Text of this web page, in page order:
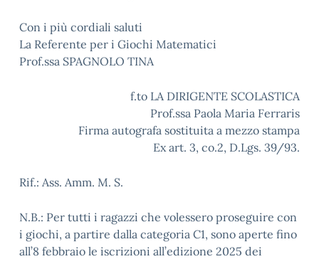
Con i più cordiali saluti
La Referente per i Giochi Matematici
Prof.ssa SPAGNOLO TINA
f.to LA DIRIGENTE SCOLASTICA
Prof.ssa Paola Maria Ferraris
Firma autografa sostituita a mezzo stampa
Ex art. 3, co.2, D.Lgs. 39/93.
Rif.: Ass. Amm. M. S.
N.B.: Per tutti i ragazzi che volessero proseguire con
i giochi, a partire dalla categoria C1, sono aperte fino
all’8 febbraio le iscrizioni all’edizione 2025 dei